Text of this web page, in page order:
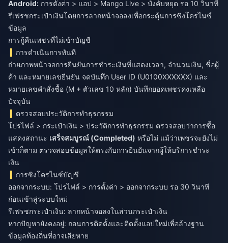
Android: การตั้งค่า > แอป > Mango Live > บังคับหยุด รอ 10 วินาที
รีเฟรชกระเป๋าเงินโดยการลากหน้าจอลงเพื่อกระตุ้นการซิงโครไนซ์
ข้อมูล
การกู้คืนเพชรที่ไม่เข้าบัญชี
การดำเนินการทันที
ถ่ายภาพหน้าจอการยืนยันการชำระเงินที่แสดงเวลา, จำนวนเงิน, ชื่อผู้
ค้า และหมายเลขยืนยัน จดบันทึก User ID (U0100XXXXXX) และ
หมายเลขคำสั่งซื้อ (M + ตัวเลข 10 หลัก) บันทึกยอดเพชรคงเหลือ
ปัจจุบัน
ตรวจสอบประวัติการทำธุรกรรม
โปรไฟล์ > กระเป๋าเงิน > ประวัติการทำธุรกรรม ตรวจสอบว่าการซื้อ
แสดงสถานะ เสร็จสมบูรณ์ (Completed) หรือไม่ แม้ว่าเพชรจะยังไม่
เข้าก็ตาม ตรวจสอบข้อมูลให้ตรงกับการยืนยันจากผู้ให้บริการชำระ
เงิน
การซิงโครไนซ์บัญชี
ออกจากระบบ: โปรไฟล์ > การตั้งค่า > ออกจากระบบ รอ 30 วินาที
ก่อนเข้าสู่ระบบใหม่
รีเฟรชกระเป๋าเงิน: ลากหน้าจอลงในส่วนกระเป๋าเงิน
หากปัญหายังคงอยู่: ถอนการติดตั้งและติดตั้งแอปใหม่เพื่อล้างฐาน
ข้อมูลท้องถิ่นที่อาจเสียหาย